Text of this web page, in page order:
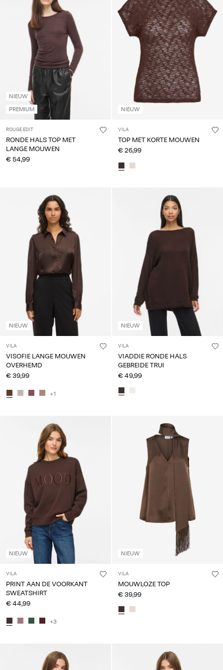
vragen?
België
Nederlands
NIEUW
PREMIUM
ROUGE EDIT
RONDE HALS TOP MET
LANGE MOUWEN
€ 54,99
NIEUW
VILA
TOP MET KORTE MOUWEN
€ 26,99
NIEUW
VILA
VISOFIE LANGE MOUWEN
OVERHEMD
€ 39,99
+1
NIEUW
VILA
VIADDIE RONDE HALS
GEBREIDE TRUI
€ 49,99
NIEUW
VILA
PRINT AAN DE VOORKANT
SWEATSHIRT
€ 44,99
+3
NIEUW
VILA
MOUWLOZE TOP
€ 39,99